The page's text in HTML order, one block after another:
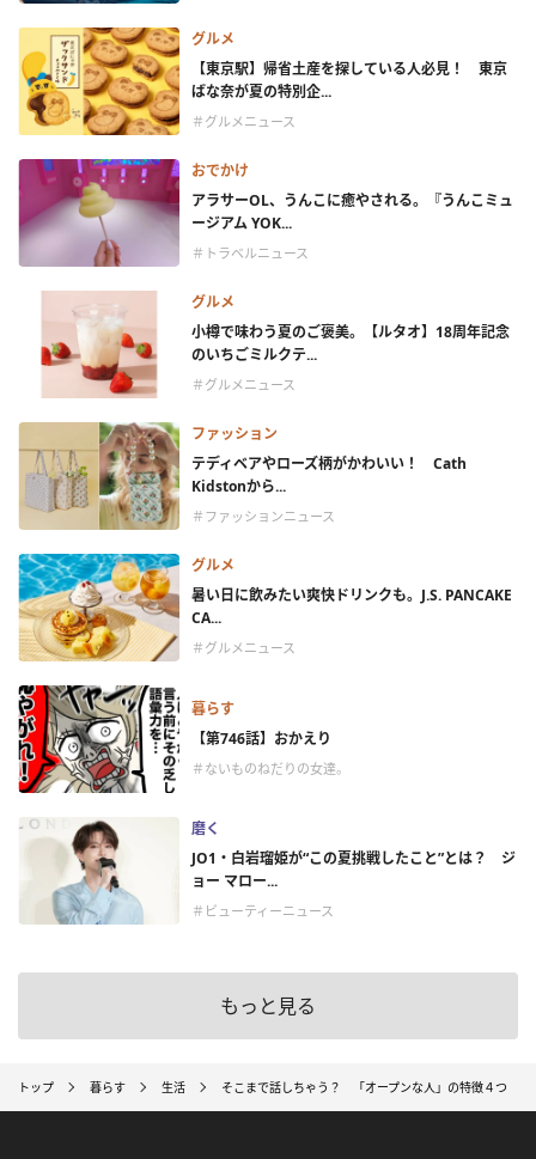
グルメ
【東京駅】帰省土産を探している人必見！ 東京
ばな奈が夏の特別企...
＃グルメニュース
おでかけ
アラサーOL、うんこに癒やされる。『うんこミュ
ージアム YOK...
＃トラベルニュース
グルメ
小樽で味わう夏のご褒美。【ルタオ】18周年記念
のいちごミルクテ...
＃グルメニュース
ファッション
テディベアやローズ柄がかわいい！ Cath
Kidstonから...
＃ファッションニュース
グルメ
暑い日に飲みたい爽快ドリンクも。J.S. PANCAKE
CA...
＃グルメニュース
暮らす
【第746話】おかえり
＃ないものねだりの女達。
磨く
JO1・白岩瑠姫が“この夏挑戦したこと”とは？ ジ
ョー マロー...
＃ビューティーニュース
もっと見る
トップ 暮らす 生活 そこまで話しちゃう？ 「オープンな人」の特徴４つ